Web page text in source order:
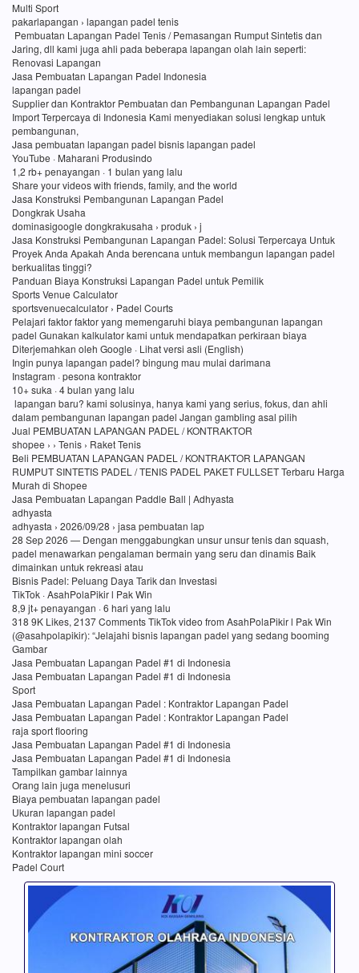
Multi Sport
pakarlapangan › lapangan padel tenis
Pembuatan Lapangan Padel Tenis / Pemasangan Rumput Sintetis dan
Jaring, dll kami juga ahli pada beberapa lapangan olah lain seperti:
Renovasi Lapangan
Jasa Pembuatan Lapangan Padel Indonesia
lapangan padel
Supplier dan Kontraktor Pembuatan dan Pembangunan Lapangan Padel
Import Terpercaya di Indonesia Kami menyediakan solusi lengkap untuk
pembangunan,
Jasa pembuatan lapangan padel bisnis lapangan padel
YouTube · Maharani Produsindo
1,2 rb+ penayangan · 1 bulan yang lalu
Share your videos with friends, family, and the world
Jasa Konstruksi Pembangunan Lapangan Padel
Dongkrak Usaha
dominasigoogle dongkrakusaha › produk › j
Jasa Konstruksi Pembangunan Lapangan Padel: Solusi Terpercaya Untuk
Proyek Anda Apakah Anda berencana untuk membangun lapangan padel
berkualitas tinggi?
Panduan Biaya Konstruksi Lapangan Padel untuk Pemilik
Sports Venue Calculator
sportsvenuecalculator › Padel Courts
Pelajari faktor faktor yang memengaruhi biaya pembangunan lapangan
padel Gunakan kalkulator kami untuk mendapatkan perkiraan biaya
Diterjemahkan oleh Google · Lihat versi asli (English)
Ingin punya lapangan padel? bingung mau mulai darimana
Instagram · pesona kontraktor
10+ suka · 4 bulan yang lalu
lapangan baru? kami solusinya, hanya kami yang serius, fokus, dan ahli
dalam pembangunan lapangan padel Jangan gambling asal pilih
Jual PEMBUATAN LAPANGAN PADEL / KONTRAKTOR
shopee › › Tenis › Raket Tenis
Beli PEMBUATAN LAPANGAN PADEL / KONTRAKTOR LAPANGAN
RUMPUT SINTETIS PADEL / TENIS PADEL PAKET FULLSET Terbaru Harga
Murah di Shopee
Jasa Pembuatan Lapangan Paddle Ball | Adhyasta
adhyasta
adhyasta › 2026/09/28 › jasa pembuatan lap
28 Sep 2026 — Dengan menggabungkan unsur unsur tenis dan squash,
padel menawarkan pengalaman bermain yang seru dan dinamis Baik
dimainkan untuk rekreasi atau
Bisnis Padel: Peluang Daya Tarik dan Investasi
TikTok · AsahPolaPikir l Pak Win
8,9 jt+ penayangan · 6 hari yang lalu
318 9K Likes, 2137 Comments TikTok video from AsahPolaPikir l Pak Win
(@asahpolapikir): “Jelajahi bisnis lapangan padel yang sedang booming
Gambar
Jasa Pembuatan Lapangan Padel #1 di Indonesia
Jasa Pembuatan Lapangan Padel #1 di Indonesia
Sport
Jasa Pembuatan Lapangan Padel : Kontraktor Lapangan Padel
Jasa Pembuatan Lapangan Padel : Kontraktor Lapangan Padel
raja sport flooring
Jasa Pembuatan Lapangan Padel #1 di Indonesia
Jasa Pembuatan Lapangan Padel #1 di Indonesia
Tampilkan gambar lainnya
Orang lain juga menelusuri
Biaya pembuatan lapangan padel
Ukuran lapangan padel
Kontraktor lapangan Futsal
Kontraktor lapangan olah
Kontraktor lapangan mini soccer
Padel Court